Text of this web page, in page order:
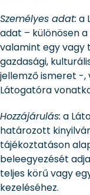
Személyes adat: a
adat – különösen
valamint egy vagy
gazdasági,
jellemző ismeret -,
Látogatóra
Hozzájárulás: a
határozott
tájékoztatáson
beleegyezését
teljes körű vagy
kezeléséhez.